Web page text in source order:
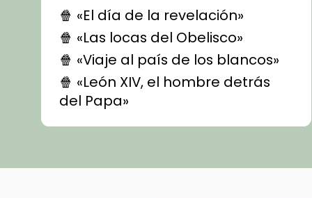
🍿 «El día de la revelación»
🍿 «Las locas del Obelisco»
🍿 «Viaje al país de los blancos»
🍿 «León XIV, el hombre detrás
del Papa»
🍿 «Las ovejas detectives»
recomanacions i prepara una